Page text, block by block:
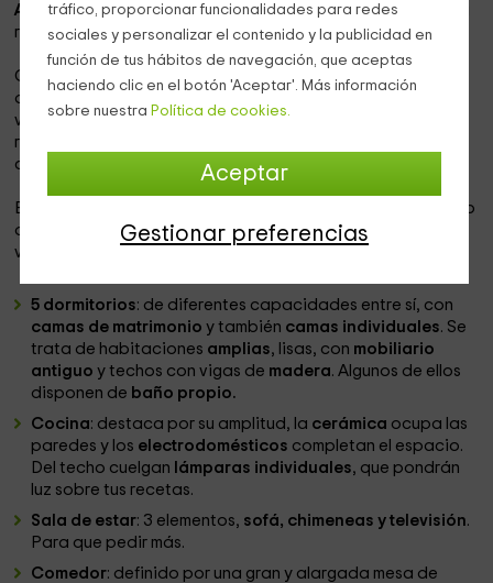
tráfico, proporcionar funcionalidades para redes
sociales y personalizar el contenido y la publicidad en
función de tus hábitos de navegación, que aceptas
haciendo clic en el botón 'Aceptar'. Más información
sobre nuestra Política de cookies.
Aceptar
Gestionar preferencias
Aguiló, enTarragona, nos espera de la mano de esta casa
rural.
Con capacidad para 12 personas
, el alojamiento está
diseño para acoger a un amplio grupo de personas. La
vivienda se define como una antigua masía
reformas conserva su encanto de época, pero además
cuenta con las mejores prestaciones de hoy.
En un entorno envidiable, rodeado de
y alejado
de todo
casco urbano, latranquilidad y lapaz
vuestros días en cada una de las siguientes estancias:
5 dormitorios: de diferentes capacidades entre sí, con
camas de matrimonio y también camas individuales. Se
trata de habitaciones amplias, lisas, con mobiliario
antiguo y techos con vigas de madera. Algunos de ellos
disponen de baño propio.
Cocina: destaca por su amplitud, la cerámica ocupa las
paredes y los electrodomésticos completan el espacio.
Del techo cuelgan lámparas individuales, que pondrán
luz sobre tus recetas.
Sala de estar: 3 elementos, sofá, chimeneas y televisión.
Para que pedir más.
Comedor: definido por una gran y alargada mesa de